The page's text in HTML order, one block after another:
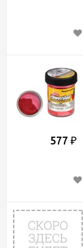
577 ₽